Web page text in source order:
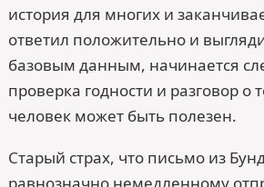
история для многих и
ответил положительно и
базовым данным, начинается
проверка годности и разговор о
человек может быть полезен.
Старый страх, что письмо из